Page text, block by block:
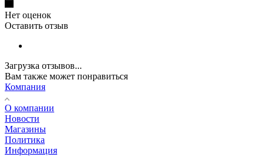
Нет оценок
Оставить отзыв
Загрузка отзывов...
Вам также может понравиться
Компания
О компании
Новости
Магазины
Политика
Информация